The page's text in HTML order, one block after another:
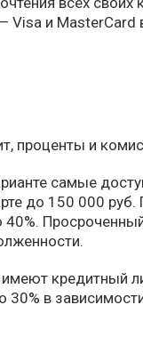
Visa и MasterCard
проценты и
самые
до 150 000 руб.
40%.
кредитный
в